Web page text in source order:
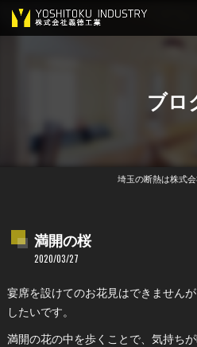
ブロ
埼玉の断熱は株式
満開の桜
2020/03/27
宴席を設けてのお花見はできません
したいです。
満開の花の中を歩くことで、気持ちが